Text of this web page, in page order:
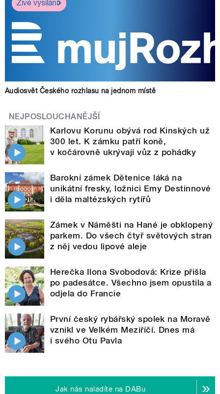
Živé vysílání
Audiosvět Českého rozhlasu na jednom místě
NEJPOSLOUCHANĚJŠÍ
Karlovu Korunu obývá rod Kinských už
300 let. K zámku patří koně,
v kočárovně ukrývají vůz z pohádky
Barokní zámek Dětenice láká na
unikátní fresky, ložnici Emy Destinnové
i děla maltézských rytířů
Zámek v Náměšti na Hané je obklopený
parkem. Do všech čtyř světových stran
z něj vedou lipové aleje
Herečka Ilona Svobodová: Krize přišla
po padesátce. Všechno jsem opustila a
odjela do Francie
První český rybářský spolek na Moravě
vznikl ve Velkém Meziříčí. Dnes má
i svého Otu Pavla
Jak nás naladíte na DABu